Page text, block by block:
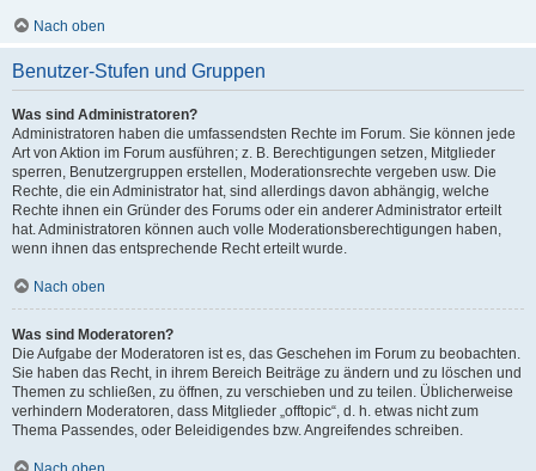
Nach oben
Benutzer-Stufen und Gruppen
Was sind Administratoren?
Administratoren haben die umfassendsten Rechte im Forum. Sie können jede
Art von Aktion im Forum ausführen; z. B. Berechtigungen setzen, Mitglieder
sperren, Benutzergruppen erstellen, Moderationsrechte vergeben usw. Die
Rechte, die ein Administrator hat, sind allerdings davon abhängig, welche
Rechte ihnen ein Gründer des Forums oder ein anderer Administrator erteilt
hat. Administratoren können auch volle Moderationsberechtigungen haben,
wenn ihnen das entsprechende Recht erteilt wurde.
Nach oben
Was sind Moderatoren?
Die Aufgabe der Moderatoren ist es, das Geschehen im Forum zu beobachten.
Sie haben das Recht, in ihrem Bereich Beiträge zu ändern und zu löschen und
Themen zu schließen, zu öffnen, zu verschieben und zu teilen. Üblicherweise
verhindern Moderatoren, dass Mitglieder „offtopic“, d. h. etwas nicht zum
Thema Passendes, oder Beleidigendes bzw. Angreifendes schreiben.